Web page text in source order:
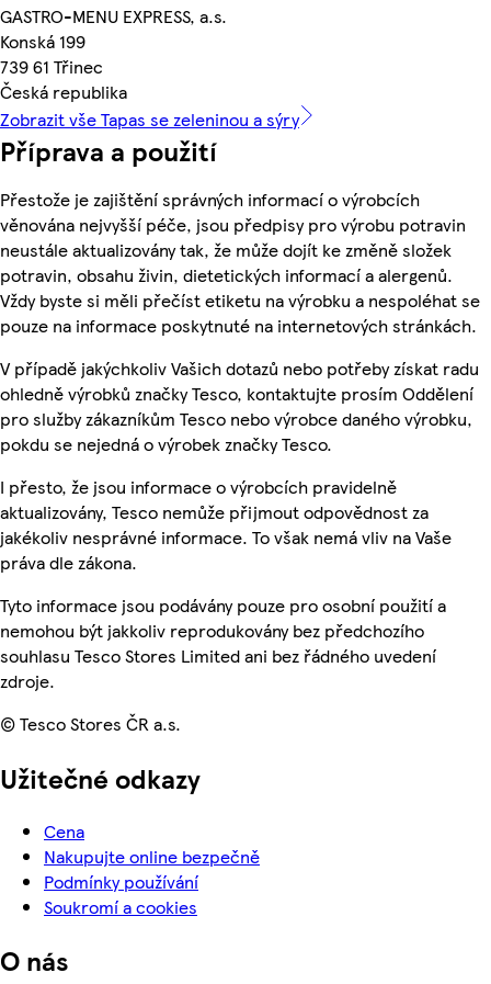
GASTRO-MENU EXPRESS, a.s.
Konská 199
739 61 Třinec
Česká republika
Zobrazit vše Tapas se zeleninou a sýry
Příprava a použití
Přestože je zajištění správných informací o výrobcích
věnována nejvyšší péče, jsou předpisy pro výrobu potravin
neustále aktualizovány tak, že může dojít ke změně složek
potravin, obsahu živin, dietetických informací a alergenů.
Vždy byste si měli přečíst etiketu na výrobku a nespoléhat se
pouze na informace poskytnuté na internetových stránkách.
V případě jakýchkoliv Vašich dotazů nebo potřeby získat radu
ohledně výrobků značky Tesco, kontaktujte prosím Oddělení
pro služby zákazníkům Tesco nebo výrobce daného výrobku,
pokdu se nejedná o výrobek značky Tesco.
I přesto, že jsou informace o výrobcích pravidelně
aktualizovány, Tesco nemůže přijmout odpovědnost za
jakékoliv nesprávné informace. To však nemá vliv na Vaše
práva dle zákona.
Tyto informace jsou podávány pouze pro osobní použití a
nemohou být jakkoliv reprodukovány bez předchozího
souhlasu Tesco Stores Limited ani bez řádného uvedení
zdroje.
© Tesco Stores ČR a.s.
Užitečné odkazy
Cena
Nakupujte online bezpečně
Podmínky používání
Soukromí a cookies
O nás